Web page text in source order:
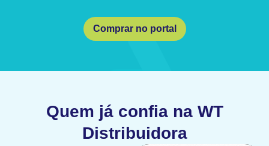
Comprar no portal
Quem já confia na WT
Distribuidora